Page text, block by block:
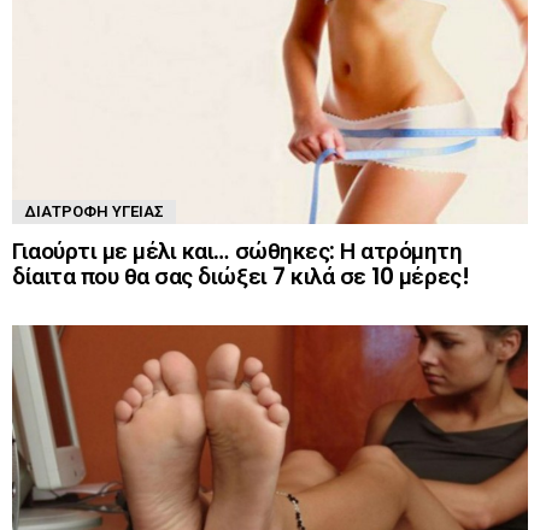
ΔΙΑΤΡΟΦΉ ΥΓΕΊΑΣ
Γιαούρτι με μέλι και… σώθηκες: Η ατρόμητη
δίαιτα που θα σας διώξει 7 κιλά σε 10 μέρες!